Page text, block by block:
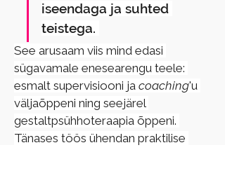
iseendaga ja suhted
teistega.
See arusaam viis mind edasi
sügavamale enesearengu teele:
esmalt supervisiooni ja coaching'u
väljaõppeni ning seejärel
gestaltpsühhoteraapia õppeni.
Tänases töös ühendan praktilise